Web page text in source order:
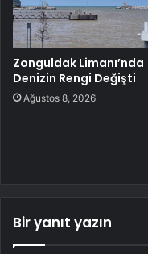
Zonguldak Limanı’nda
Denizin Rengi Değişti
Ağustos 8, 2026
Bir yanıt yazın